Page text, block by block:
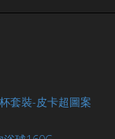
套裝-皮卡超圖案